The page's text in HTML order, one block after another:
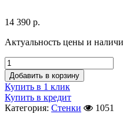
14 390 р.
Актуальность цены и
Добавить в корзину
Купить в 1 клик
Купить в кредит
Категория: Стенки
1051